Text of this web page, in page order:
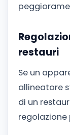
restauri
Se un
allineatore
di un
regolazione